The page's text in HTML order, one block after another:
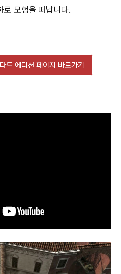
로 모험을 떠납니다.
에디션 페이지 바로가기